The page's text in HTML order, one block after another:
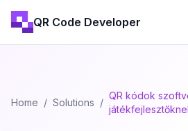
QR Code Developer
Home / Solutions /
QR kódok